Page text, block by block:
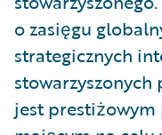
o zasięgu
strategicznych
jest